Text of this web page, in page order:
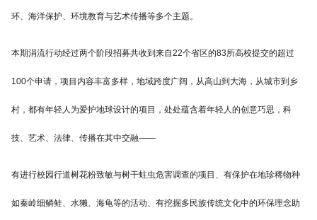
环、海洋保护、环境教育与艺术传播等多个主题。
本期涓流行动经过两个阶段招募共收到来自22个省区的83所高校提交的超过
100个申请，项目内容丰富多样，地域跨度广阔，从高山到大海，从城市到乡
村，都有年轻人为爱护地球设计的项目，处处蕴含着年轻人的创意巧思，科
技、艺术、法律、传播在其中交融——
有进行校园行道树花粉致敏与树干蛀虫危害调查的项目、有保护在地珍稀物种
如秦岭细鳞鲑、水獭、海龟等的活动、有挖掘多民族传统文化中的环保理念助